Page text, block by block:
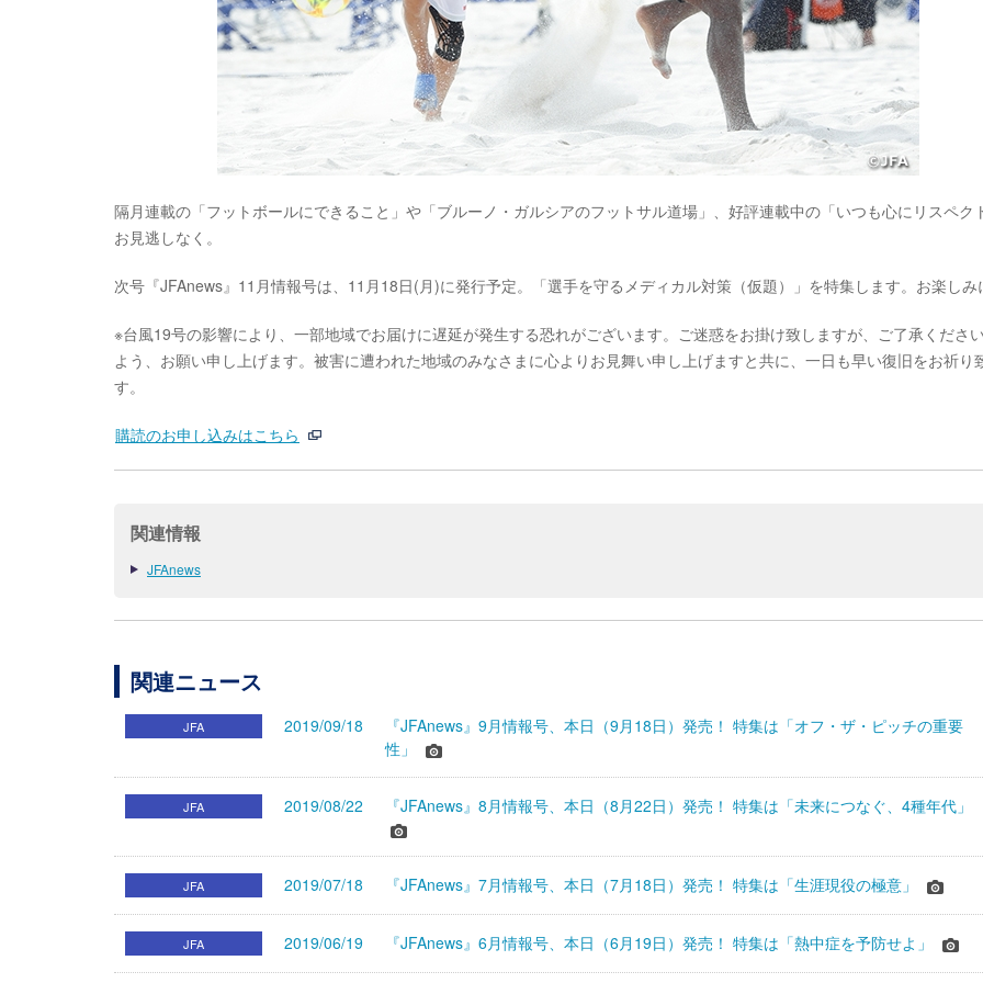
隔月連載の「フットボールにできること」や「ブルーノ・ガルシアのフットサル道場」、好評連載中の「いつも心にリスペク
お見逃しなく。
次号『JFAnews』11月情報号は、11月18日(月)に発行予定。「選手を守るメディカル対策（仮題）」を特集します。お楽しみ
※台風19号の影響により、一部地域でお届けに遅延が発生する恐れがございます。ご迷惑をお掛け致しますが、ご了承くださ
よう、お願い申し上げます。被害に遭われた地域のみなさまに心よりお見舞い申し上げますと共に、一日も早い復旧をお祈り
す。
購読のお申し込みはこちら
関連情報
JFAnews
関連ニュース
JFA 2019/09/18
『JFAnews』9月情報号、本日（9月18日）発売！ 特集は「オフ・ザ・ピッチの重要
性」
JFA 2019/08/22 『JFAnews』8月情報号、本日（8月22日）発売！ 特集は「未来につなぐ、4種年代」
JFA 2019/07/18 『JFAnews』7月情報号、本日（7月18日）発売！ 特集は「生涯現役の極意」
JFA 2019/06/19 『JFAnews』6月情報号、本日（6月19日）発売！ 特集は「熱中症を予防せよ」